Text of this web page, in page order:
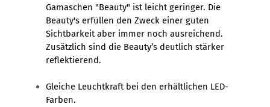
Gamaschen "Beauty" ist leicht geringer. Die
Beauty's erfüllen den Zweck einer guten
Sichtbarkeit aber immer noch ausreichend.
Zusätzlich sind die Beauty’s deutlich stärker
reflektierend.
Gleiche Leuchtkraft bei den erhältlichen LED-
Farben.